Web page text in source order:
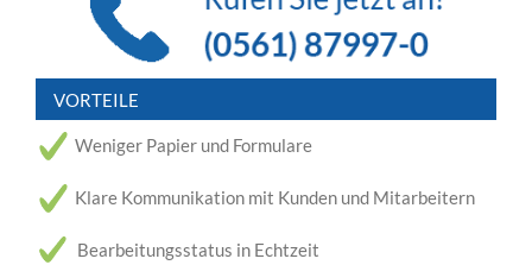
VORTEILE
Weniger Papier und Formulare
Klare Kommunikation mit Kunden und Mitarbeitern
Bearbeitungsstatus in Echtzeit